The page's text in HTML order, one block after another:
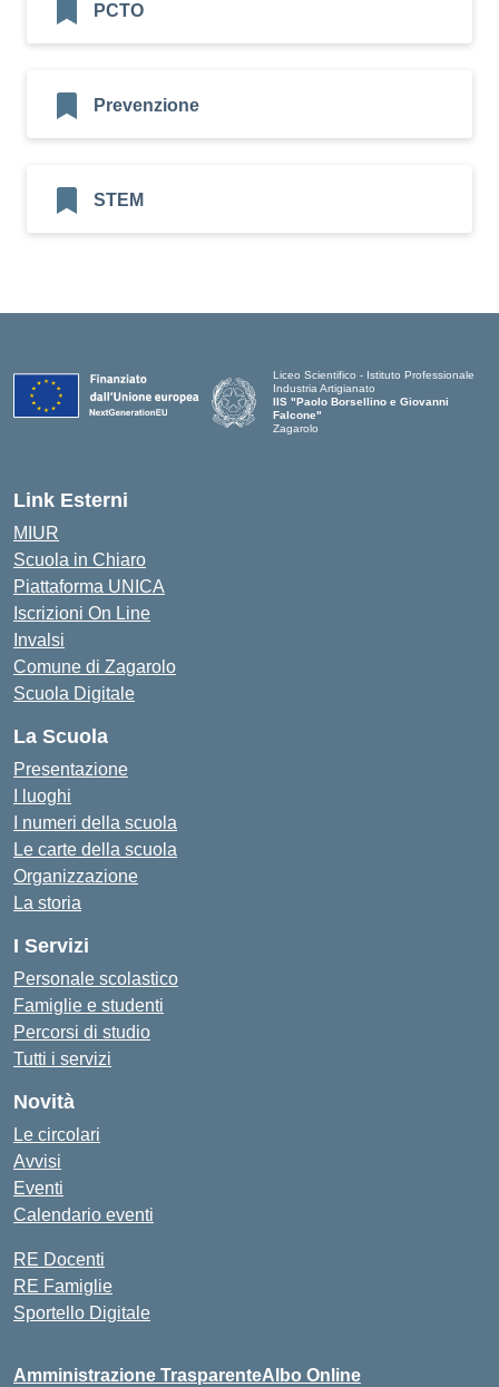
PCTO
Prevenzione
STEM
Liceo Scientifico - Istituto Professionale
Industria Artigianato
IIS "Paolo Borsellino e Giovanni
Falcone"
Zagarolo
Link Esterni
MIUR
Scuola in Chiaro
Piattaforma UNICA
Iscrizioni On Line
Invalsi
Comune di Zagarolo
Scuola Digitale
La Scuola
Presentazione
I luoghi
I numeri della scuola
Le carte della scuola
Organizzazione
La storia
I Servizi
Personale scolastico
Famiglie e studenti
Percorsi di studio
Tutti i servizi
Novità
Le circolari
Avvisi
Eventi
Calendario eventi
RE Docenti
RE Famiglie
Sportello Digitale
Amministrazione TrasparenteAlbo Online